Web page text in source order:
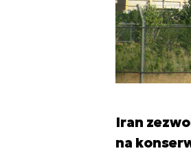
Iran
na